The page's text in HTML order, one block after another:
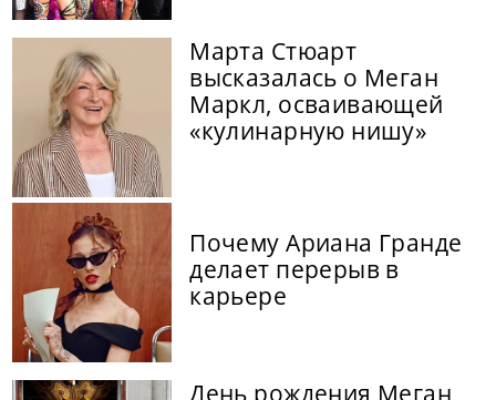
Марта Стюарт
высказалась о Меган
Маркл, осваивающей
«кулинарную нишу»
Почему Ариана Гранде
делает перерыв в
карьере
День рождения Меган